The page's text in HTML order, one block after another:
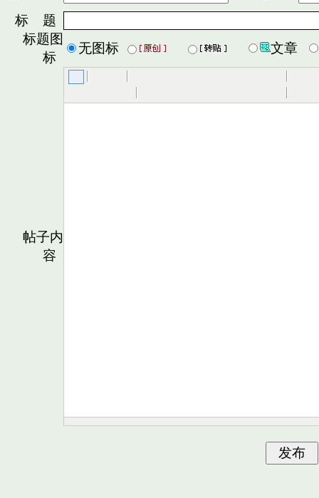
标 题
标题图
标
无图标 文章
帖子内
容